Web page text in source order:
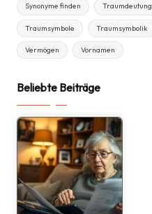
Synonyme finden Traumdeutung
Traumsymbole Traumsymbolik
Vermögen Vornamen
Beliebte Beiträge